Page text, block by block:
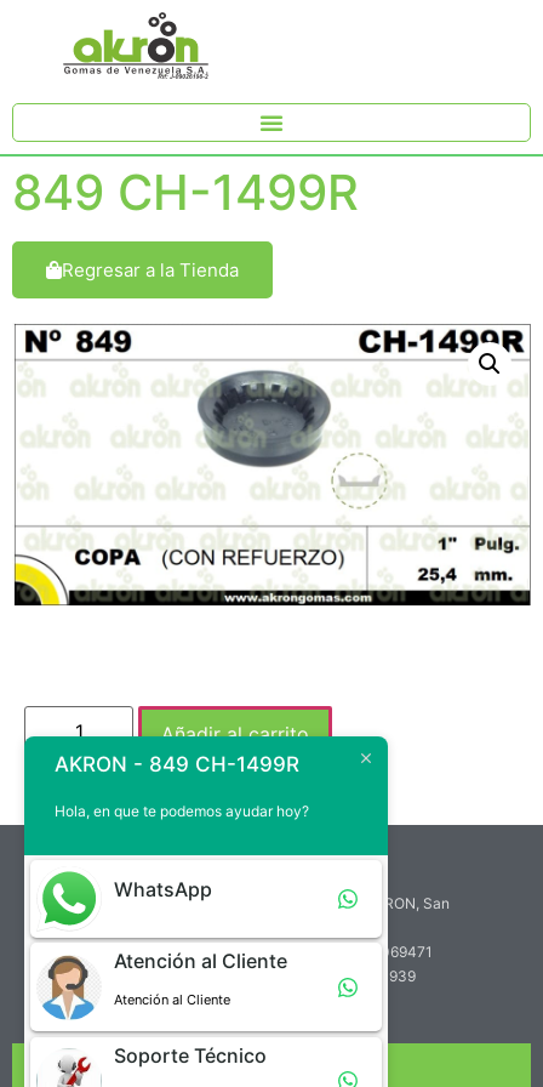
849 CH-1499R
Regresar a la Tienda
Añadir al carrito
atencion.cliente@akrongomas.com
Zona Industrial de Paramillo, Calle A, Edif. AKRON, San
Cristóbal, Venezuela
Teléfono de Atención al Cliente: +58 (414) 7069471
Teléfono de Soporte Técnico: +58 (412) 2760939
NUESTRA EMPRESA
AKRON - 849 CH-1499R
Hola, en que te podemos ayudar hoy?
WhatsApp
Atención al Cliente
Atención al Cliente
Soporte Técnico